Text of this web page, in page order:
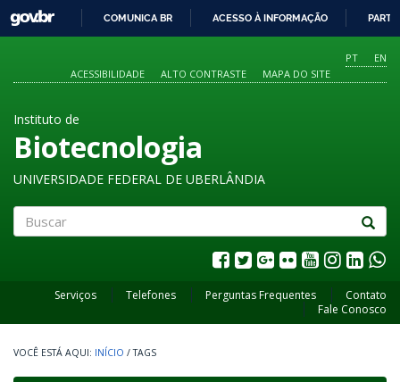
O
CONTEÚDO
GOVBR
COMUNICA BR ACESSO À INFORMAÇÃO
PT
EN
ACESSIBILIDADE
ALTO CONTRASTE MAPA DO SITE
Instituto de
Biotecnologia
UNIVERSIDADE FEDERAL DE UBERLÂNDIA
Serviços Telefones Perguntas Frequentes
Contato
Fale Conosco
INÍCIO / TAGS